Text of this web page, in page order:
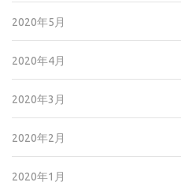
2020年5月
2020年4月
2020年3月
2020年2月
2020年1月